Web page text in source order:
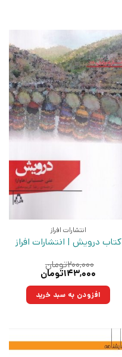
انتشارات افراز
کتاب درویش | انتشارات افراز
۲۰۰,۰۰۰تومان
قیمت
۲۰۰,۰۰۰تومان
بود.
۱۴۳,۰۰۰تومان
۱۴۳,۰۰۰تومان.افزودن به سبد خرید